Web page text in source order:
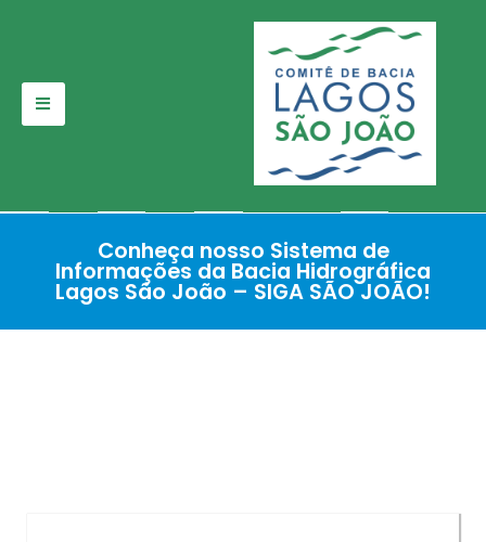
para
Conheça nosso Sistema de
Informações da Bacia Hidrográfica
Lagos São João – SIGA SÃO JOÃO!